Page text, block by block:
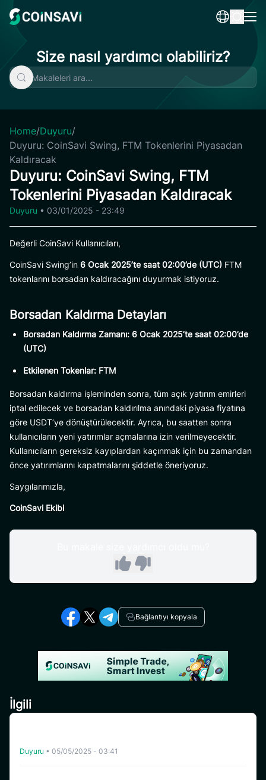
content
Size nasıl yardımcı olabiliriz?
Home/Duyuru/
Duyuru: CoinSavi Swing, FTM Tokenlerini Piyasadan
Kaldıracak
Duyuru: CoinSavi Swing, FTM
Tokenlerini Piyasadan Kaldıracak
Duyuru • 03/01/2025 - 23:49
Değerli CoinSavi Kullanıcıları,
CoinSavi Swing’in 6 Ocak 2025’te saat 02:00’de (UTC) FTM
tokenlarını borsadan kaldıracağını duyurmak istiyoruz.
Borsadan Kaldırma Detayları
Borsadan Kaldırma Zamanı: 6 Ocak 2025’te saat 02:00’de
(UTC)
Etkilenen Tokenlar: FTM
Borsadan kaldırma işleminden sonra, tüm açık yatırım emirleri
iptal edilecek ve borsadan kaldırılma anındaki piyasa fiyatına
göre USDT’ye dönüştürülecektir. Ayrıca, bu saatten sonra
kullanıcıların yeni yatırımlar açmalarına izin verilmeyecektir.
Kullanıcıların gereksiz kayıplardan kaçınmak için bu zamandan
önce yatırımlarını kapatmalarını şiddetle öneriyoruz.
Saygılarımızla,
CoinSavi Ekibi
Bağlantıyı kopyala
İlgili
Duyuru • 05/05/2025 - 03:41